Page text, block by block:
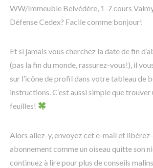
WW/Immeuble Belvédère, 1-7 cours
Défense Cedex? Facile comme bonjour!
Et si jamais vous cherchez la date de fin
(pas la fin du monde, rassurez-vous!), il
sur l’icône de profil dans votre tableau de
instructions. C’est aussi simple que
feuilles!
Alors allez-y, envoyez cet e-mail et
abonnement comme un oiseau quitte son
continuez à lire pour plus de conseils